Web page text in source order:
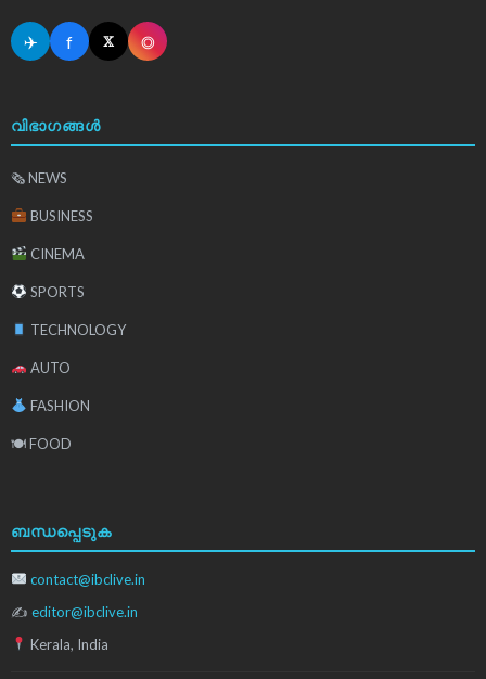
✈ f 𝕏 ◎
വിഭാഗങ്ങൾ
🗞 NEWS
BUSINESS
CINEMA
SPORTS
TECHNOLOGY
AUTO
FASHION
🍽 FOOD
ബന്ധപ്പെടുക
contact@ibclive.in
✍ editor@ibclive.in
Kerala, India